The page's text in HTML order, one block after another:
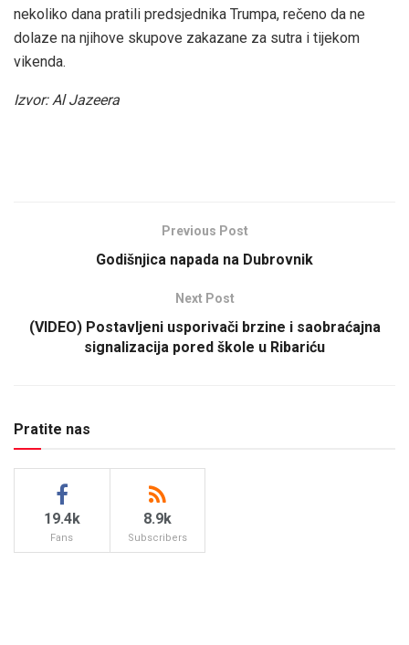
nekoliko dana pratili predsjednika Trumpa, rečeno da ne
dolaze na njihove skupove zakazane za sutra i tijekom
vikenda.
Izvor: Al Jazeera
Previous Post
Godišnjica napada na Dubrovnik
Next Post
(VIDEO) Postavljeni usporivači brzine i saobraćajna
signalizacija pored škole u Ribariću
Pratite nas
19.4k
Fans
8.9k
Subscribers